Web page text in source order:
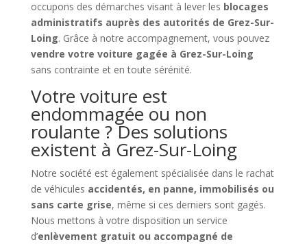
occupons des démarches visant à lever les blocages
administratifs auprès des autorités de Grez-Sur-
Loing. Grâce à notre accompagnement, vous pouvez
vendre votre voiture gagée à Grez-Sur-Loing
sans contrainte et en toute sérénité.
Votre voiture est
endommagée ou non
roulante ? Des solutions
existent à Grez-Sur-Loing
Notre société est également spécialisée dans le rachat
de véhicules accidentés, en panne, immobilisés ou
sans carte grise, même si ces derniers sont gagés.
Nous mettons à votre disposition un service
d’enlèvement gratuit ou accompagné de